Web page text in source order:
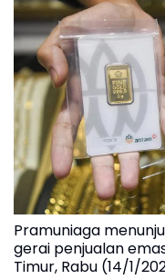
Pramuniaga
gerai penjualan
Timur, Rabu (14/1/